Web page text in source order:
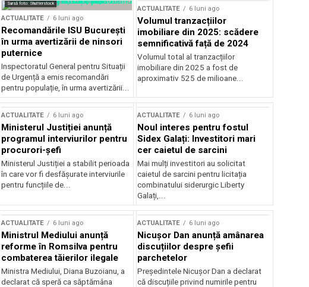
Sursă foto: Shutterstock
ACTUALITATE 6 luni ago
Recomandările ISU București
în urma avertizării de ninsori
puternice
Inspectoratul General pentru Situații
de Urgență a emis recomandări
pentru populație, în urma avertizării...
ACTUALITATE 6 luni ago
Volumul tranzacțiilor
imobiliare din 2025: scădere
semnificativă față de 2024
Volumul total al tranzacțiilor
imobiliare din 2025 a fost de
aproximativ 525 de milioane...
ACTUALITATE 6 luni ago
Ministerul Justiției anunță
programul interviurilor pentru
procurori-șefi
Ministerul Justiției a stabilit perioada
în care vor fi desfășurate interviurile
pentru funcțiile de...
ACTUALITATE 6 luni ago
Noul interes pentru fostul
Sidex Galați: Investitori mari
cer caietul de sarcini
Mai mulți investitori au solicitat
caietul de sarcini pentru licitația
combinatului siderurgic Liberty
Galați,...
ACTUALITATE 6 luni ago
Ministrul Mediului anunță
reforme în Romsilva pentru
combaterea tăierilor ilegale
Ministra Mediului, Diana Buzoianu, a
declarat că speră ca săptămâna
ACTUALITATE 6 luni ago
Nicușor Dan anunță amânarea
discuțiilor despre șefii
parchetelor
Președintele Nicușor Dan a declarat
că discuțiile privind numirile pentru